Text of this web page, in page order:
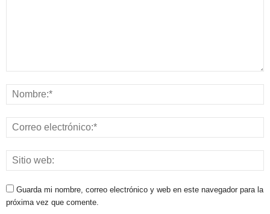
Guarda mi nombre, correo electrónico y web en este navegador para la
próxima vez que comente.